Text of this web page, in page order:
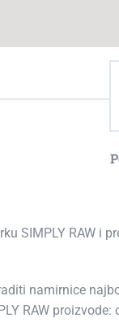
SIMPLY RAW i
namirnice
RAW